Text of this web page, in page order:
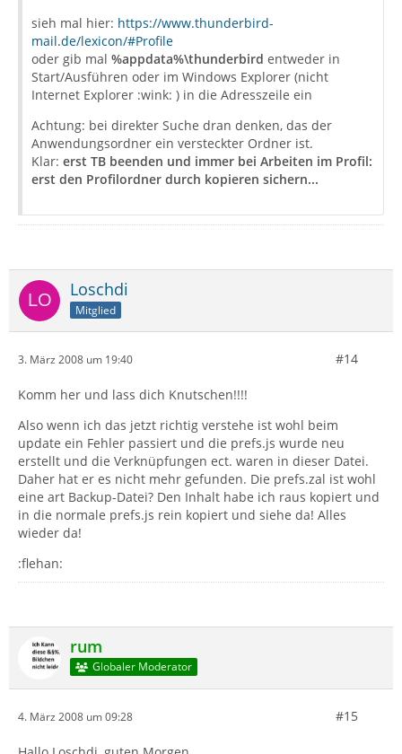
sieh mal hier: https://www.thunderbird-
mail.de/lexicon/#Profile
oder gib mal %appdata%\thunderbird entweder in
Start/Ausführen oder im Windows Explorer (nicht
Internet Explorer :wink: ) in die Adresszeile ein
Achtung: bei direkter Suche dran denken, das der
Anwendungsordner ein versteckter Ordner ist.
Klar: erst TB beenden und immer bei Arbeiten im Profil:
erst den Profilordner durch kopieren sichern...
Loschdi
Mitglied
3. März 2008 um 19:40 #14
Komm her und lass dich Knutschen!!!!
Also wenn ich das jetzt richtig verstehe ist wohl beim
update ein Fehler passiert und die prefs.js wurde neu
erstellt und die Verknüpfungen ect. waren in dieser Datei.
Daher hat er es nicht mehr gefunden. Die prefs.zal ist wohl
eine art Backup-Datei? Den Inhalt habe ich raus kopiert und
in die normale prefs.js rein kopiert und siehe da! Alles
wieder da!
:flehan:
rum
Globaler Moderator
4. März 2008 um 09:28 #15